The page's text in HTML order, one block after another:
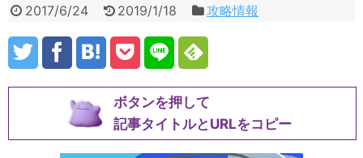
2017/6/24 2019/1/18 攻略情報
ボタンを押して
記事タイトルとURLをコピー